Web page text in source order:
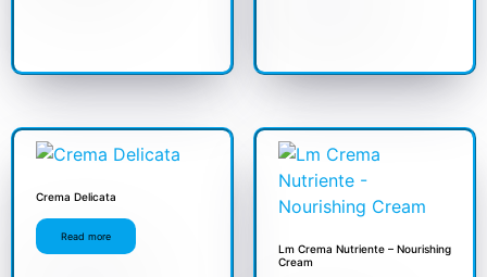
Crema Delicata
Read more
Lm Crema Nutriente – Nourishing
Cream